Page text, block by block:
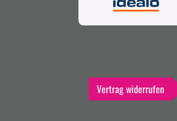
Vertrag widerrufen